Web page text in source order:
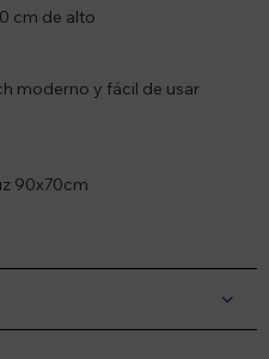
cm de alto
moderno y fácil de usar
90x70cm